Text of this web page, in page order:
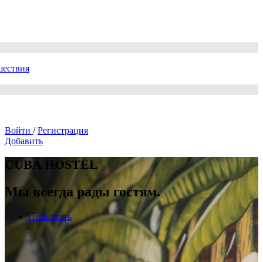
Войти / Регистрация
Добавить
CUBA HOSTEL
Мы всегда рады гостям.
Позвонить